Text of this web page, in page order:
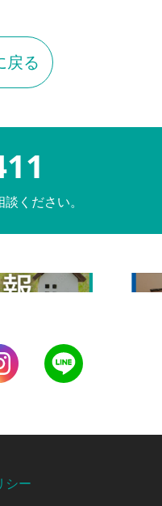
戻る
ください。
リ
LINE
シー